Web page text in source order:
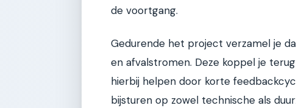
de voortgang.
Gedurende het project verzamel je
en afvalstromen. Deze koppel je
hierbij helpen door korte
bijsturen op zowel technische als